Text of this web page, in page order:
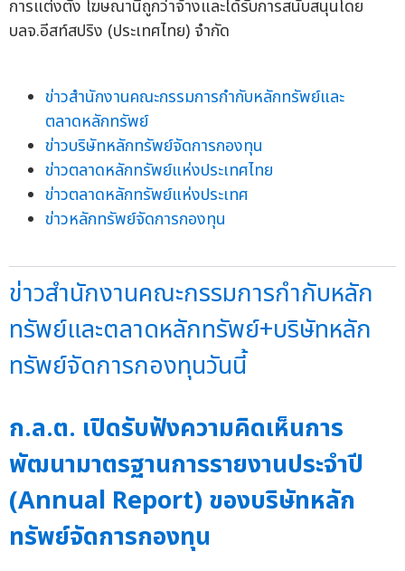
การแต่งตั้ง โฆษณานี้ถูกว่าจ้างและได้รับการสนับสนุนโดย
บลจ.อีสท์สปริง (ประเทศไทย) จำกัด
ข่าวสำนักงานคณะกรรมการกำกับหลักทรัพย์และ
ตลาดหลักทรัพย์
ข่าวบริษัทหลักทรัพย์จัดการกองทุน
ข่าวตลาดหลักทรัพย์แห่งประเทศไทย
ข่าวตลาดหลักทรัพย์แห่งประเทศ
ข่าวหลักทรัพย์จัดการกองทุน
ข่าวสำนักงานคณะกรรมการกำกับหลัก
ทรัพย์และตลาดหลักทรัพย์+บริษัทหลัก
ทรัพย์จัดการกองทุนวันนี้
ก.ล.ต. เปิดรับฟังความคิดเห็นการ
พัฒนามาตรฐานการรายงานประจำปี
(Annual Report) ของบริษัทหลัก
ทรัพย์จัดการกองทุน